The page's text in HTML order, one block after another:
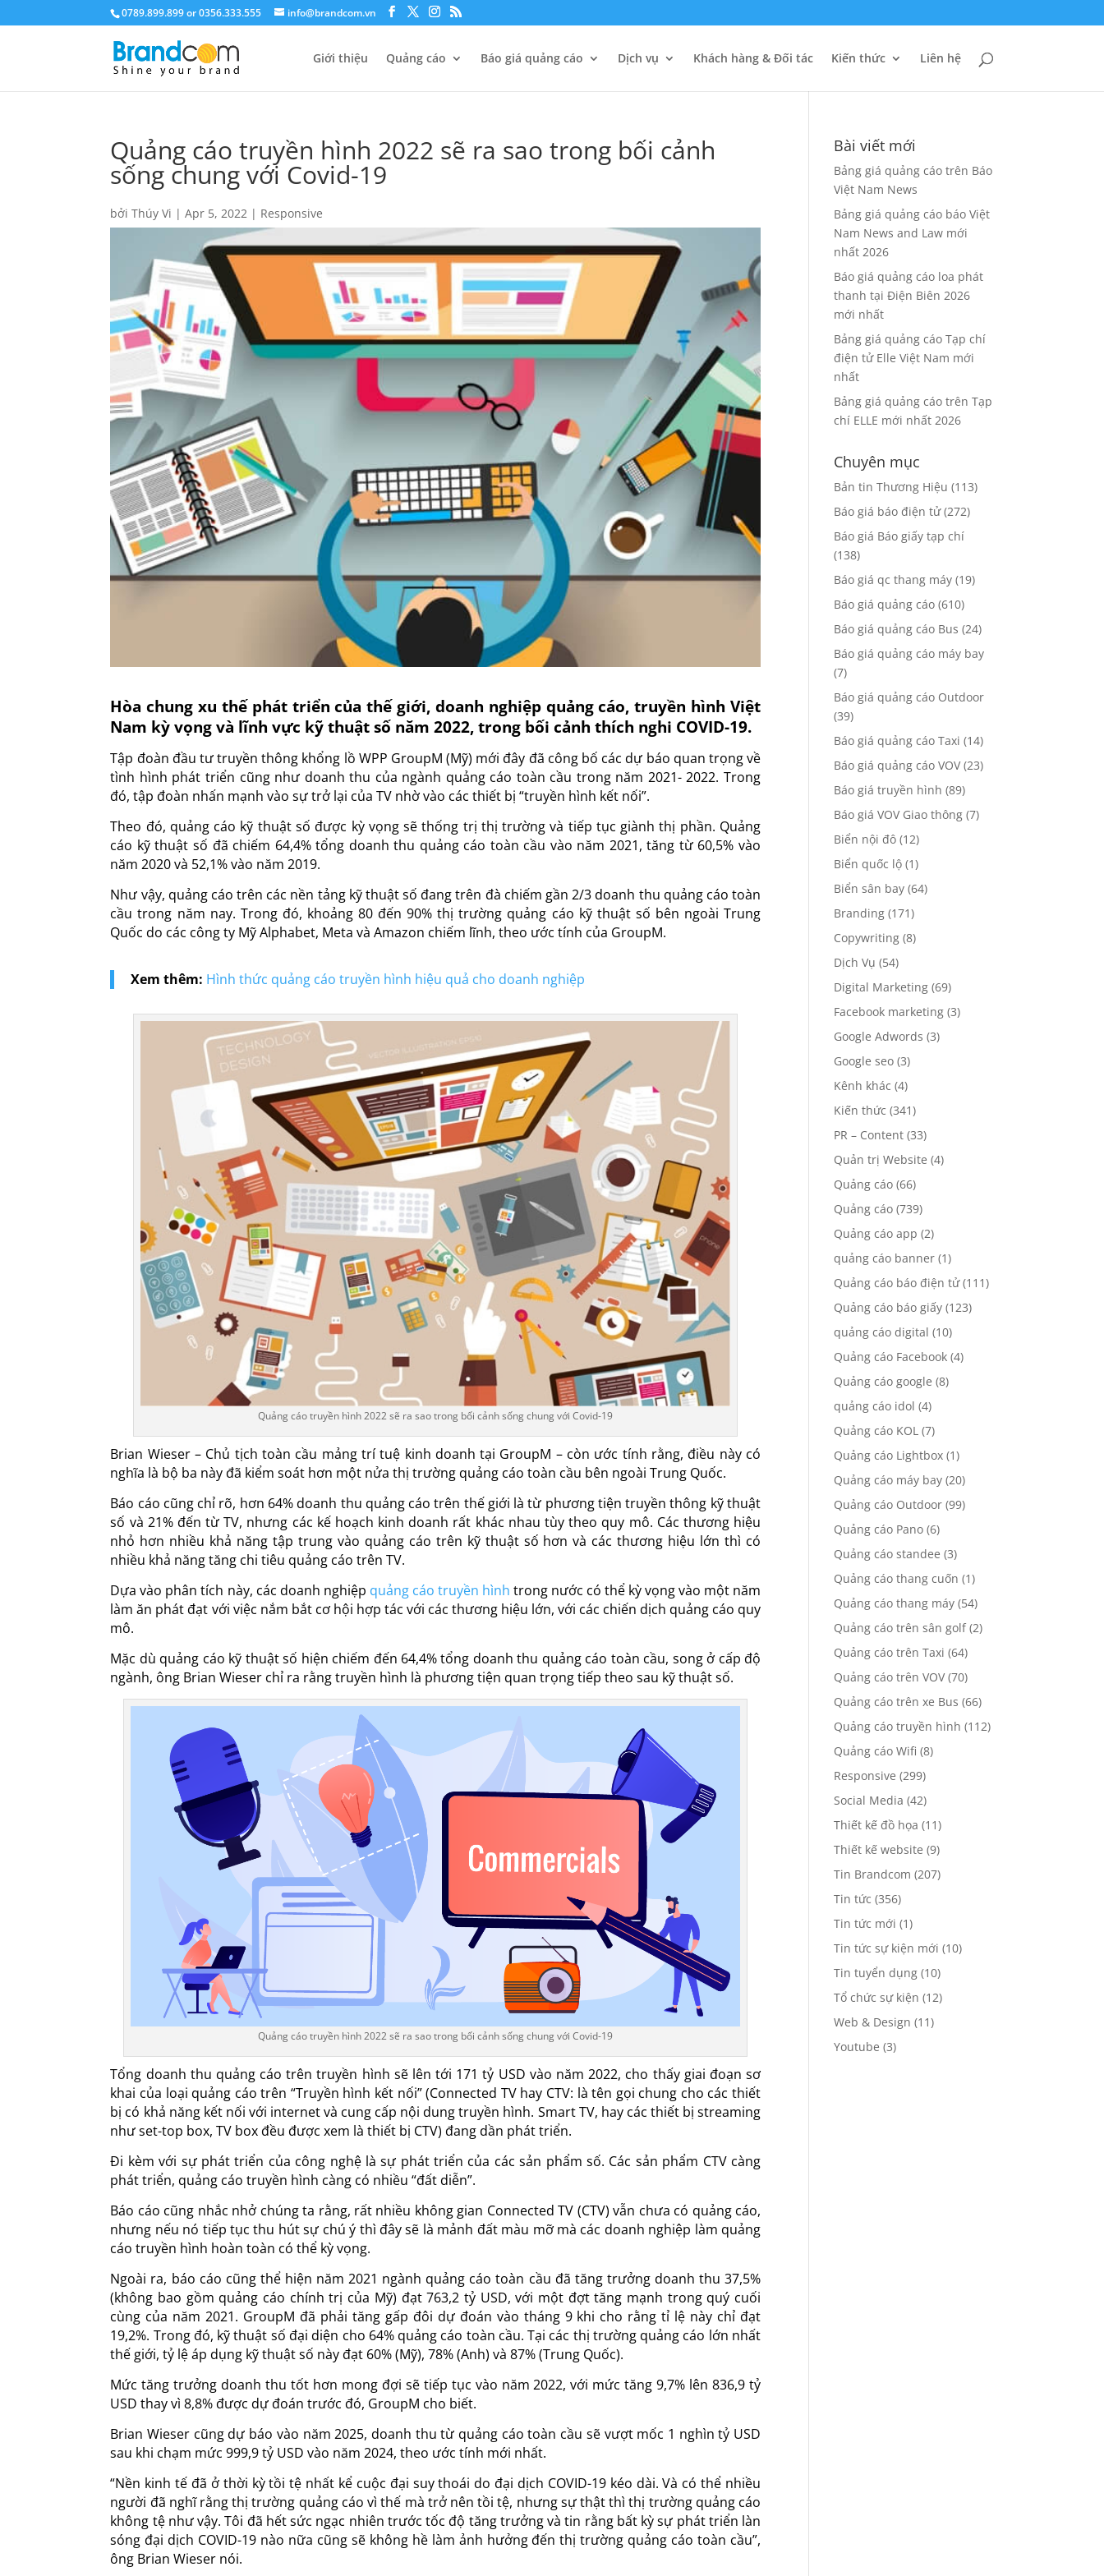
0789.899.899 or 0356.333.555 info@brandcom.vn
Giới thiệu Quảng cáo Báo giá quảng cáo Dịch vụ Khách hàng & Đối tác Kiến thức Liên hệ
Quảng cáo truyền hình 2022 sẽ ra sao trong bối cảnh
sống chung với Covid-19
bởiThúy Vi |Apr 5, 2022 | Responsive
Hòa chung xu thế phát triển của thế giới, doanh nghiệp quảng cáo, truyền hình Việt
Nam kỳ vọng và lĩnh vực kỹ thuật số năm 2022, trong bối cảnh thích nghi COVID-19.
Tập đoàn đầu tư truyền thông khổng lồ WPP GroupM (Mỹ) mới đây đã công bố các dự báo quan trọng về
tình hình phát triển cũng như doanh thu của ngành quảng cáo toàn cầu trong năm 2021- 2022. Trong
đó, tập đoàn nhấn mạnh vào sự trở lại của TV nhờ vào các thiết bị “truyền hình kết nối”.
Theo đó, quảng cáo kỹ thuật số được kỳ vọng sẽ thống trị thị trường và tiếp tục giành thị phần. Quảng
cáo kỹ thuật số đã chiếm 64,4% tổng doanh thu quảng cáo toàn cầu vào năm 2021, tăng từ 60,5% vào
năm 2020 và 52,1% vào năm 2019.
Như vậy, quảng cáo trên các nền tảng kỹ thuật số đang trên đà chiếm gần 2/3 doanh thu quảng cáo toàn
cầu trong năm nay. Trong đó, khoảng 80 đến 90% thị trường quảng cáo kỹ thuật số bên ngoài Trung
Quốc do các công ty Mỹ Alphabet, Meta và Amazon chiếm lĩnh, theo ước tính của GroupM.
Xem thêm: Hình thức quảng cáo truyền hình hiệu quả cho doanh nghiệp
Quảng cáo truyền hình 2022 sẽ ra sao trong bối cảnh sống chung với Covid-19
Brian Wieser – Chủ tịch toàn cầu mảng trí tuệ kinh doanh tại GroupM – còn ước tính rằng, điều này có
nghĩa là bộ ba này đã kiểm soát hơn một nửa thị trường quảng cáo toàn cầu bên ngoài Trung Quốc.
Báo cáo cũng chỉ rõ, hơn 64% doanh thu quảng cáo trên thế giới là từ phương tiện truyền thông kỹ thuật
số và 21% đến từ TV, nhưng các kế hoạch kinh doanh rất khác nhau tùy theo quy mô. Các thương hiệu
nhỏ hơn nhiều khả năng tập trung vào quảng cáo trên kỹ thuật số hơn và các thương hiệu lớn thì có
nhiều khả năng tăng chi tiêu quảng cáo trên TV.
Dựa vào phân tích này, các doanh nghiệp quảng cáo truyền hình trong nước có thể kỳ vọng vào một năm
làm ăn phát đạt với việc nắm bắt cơ hội hợp tác với các thương hiệu lớn, với các chiến dịch quảng cáo quy
mô.
Mặc dù quảng cáo kỹ thuật số hiện chiếm đến 64,4% tổng doanh thu quảng cáo toàn cầu, song ở cấp độ
ngành, ông Brian Wieser chỉ ra rằng truyền hình là phương tiện quan trọng tiếp theo sau kỹ thuật số.
Quảng cáo truyền hình 2022 sẽ ra sao trong bối cảnh sống chung với Covid-19
Tổng doanh thu quảng cáo trên truyền hình sẽ lên tới 171 tỷ USD vào năm 2022, cho thấy giai đoạn sơ
khai của loại quảng cáo trên “Truyền hình kết nối” (Connected TV hay CTV: là tên gọi chung cho các thiết
bị có khả năng kết nối với internet và cung cấp nội dung truyền hình. Smart TV, hay các thiết bị streaming
như set-top box, TV box đều được xem là thiết bị CTV) đang dần phát triển.
Đi kèm với sự phát triển của công nghệ là sự phát triển của các sản phẩm số. Các sản phẩm CTV càng
phát triển, quảng cáo truyền hình càng có nhiều “đất diễn”.
Báo cáo cũng nhắc nhở chúng ta rằng, rất nhiều không gian Connected TV (CTV) vẫn chưa có quảng cáo,
nhưng nếu nó tiếp tục thu hút sự chú ý thì đây sẽ là mảnh đất màu mỡ mà các doanh nghiệp làm quảng
cáo truyền hình hoàn toàn có thể kỳ vọng.
Ngoài ra, báo cáo cũng thể hiện năm 2021 ngành quảng cáo toàn cầu đã tăng trưởng doanh thu 37,5%
(không bao gồm quảng cáo chính trị của Mỹ) đạt 763,2 tỷ USD, với một đợt tăng mạnh trong quý cuối
cùng của năm 2021. GroupM đã phải tăng gấp đôi dự đoán vào tháng 9 khi cho rằng tỉ lệ này chỉ đạt
19,2%. Trong đó, kỹ thuật số đại diện cho 64% quảng cáo toàn cầu. Tại các thị trường quảng cáo lớn nhất
thế giới, tỷ lệ áp dụng kỹ thuật số này đạt 60% (Mỹ), 78% (Anh) và 87% (Trung Quốc).
Mức tăng trưởng doanh thu tốt hơn mong đợi sẽ tiếp tục vào năm 2022, với mức tăng 9,7% lên 836,9 tỷ
USD thay vì 8,8% được dự đoán trước đó, GroupM cho biết.
Brian Wieser cũng dự báo vào năm 2025, doanh thu từ quảng cáo toàn cầu sẽ vượt mốc 1 nghìn tỷ USD
sau khi chạm mức 999,9 tỷ USD vào năm 2024, theo ước tính mới nhất.
“Nền kinh tế đã ở thời kỳ tồi tệ nhất kể cuộc đại suy thoái do đại dịch COVID-19 kéo dài. Và có thể nhiều
người đã nghĩ rằng thị trường quảng cáo vì thế mà trở nên tồi tệ, nhưng sự thật thì thị trường quảng cáo
không tệ như vậy. Tôi đã hết sức ngạc nhiên trước tốc độ tăng trưởng và tin rằng bất kỳ sự phát triển làn
sóng đại dịch COVID-19 nào nữa cũng sẽ không hề làm ảnh hưởng đến thị trường quảng cáo toàn cầu”,
ông Brian Wieser nói.
Bài viết mới
Bảng giá quảng cáo trên Báo
Việt Nam News
Bảng giá quảng cáo báo Việt
Nam News and Law mới
nhất 2026
Báo giá quảng cáo loa phát
thanh tại Điện Biên 2026
mới nhất
Bảng giá quảng cáo Tạp chí
điện tử Elle Việt Nam mới
nhất
Bảng giá quảng cáo trên Tạp
chí ELLE mới nhất 2026
Chuyên mục
Bản tin Thương Hiệu (113)
Báo giá báo điện tử(272)
Báo giá Báo giấy tạp chí
(138)
Báo giá qc thang máy (19)
Báo giá quảng cáo (610)
Báo giá quảng cáo Bus (24)
Báo giá quảng cáo máy bay
(7)
Báo giá quảng cáo Outdoor
(39)
Báo giá quảng cáo Taxi (14)
Báo giá quảng cáo VOV(23)
Báo giá truyền hình (89)
Báo giá VOV Giao thông (7)
Biển nội đô (12)
Biển quốc lộ (1)
Biển sân bay (64)
Branding (171)
Copywriting (8)
Dịch Vụ (54)
Digital Marketing (69)
Facebook marketing (3)
Google Adwords (3)
Google seo (3)
Kênh khác (4)
Kiến thức (341)
PR – Content (33)
Quản trị Website (4)
Quảng cáo (66)
Quảng cáo (739)
Quảng cáo app (2)
quảng cáo banner (1)
Quảng cáo báo điện tử(111)
Quảng cáo báo giấy (123)
quảng cáo digital (10)
Quảng cáo Facebook (4)
Quảng cáo google (8)
quảng cáo idol (4)
Quảng cáo KOL (7)
Quảng cáo Lightbox (1)
Quảng cáo máy bay (20)
Quảng cáo Outdoor (99)
Quảng cáo Pano (6)
Quảng cáo standee (3)
Quảng cáo thang cuốn (1)
Quảng cáo thang máy (54)
Quảng cáo trên sân golf(2)
Quảng cáo trên Taxi (64)
Quảng cáo trên VOV(70)
Quảng cáo trên xe Bus (66)
Quảng cáo truyền hình (112)
Quảng cáo Wifi (8)
Responsive (299)
Social Media (42)
Thiết kế đồ họa (11)
Thiết kế website (9)
Tin Brandcom (207)
Tin tức (356)
Tin tức mới (1)
Tin tức sự kiện mới (10)
Tin tuyển dụng (10)
Tổ chức sự kiện (12)
Web & Design (11)
Youtube (3)